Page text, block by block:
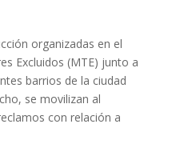
organizadas en el
Excluidos (MTE) junto a
barrios de la ciudad
se movilizan al
con relación a